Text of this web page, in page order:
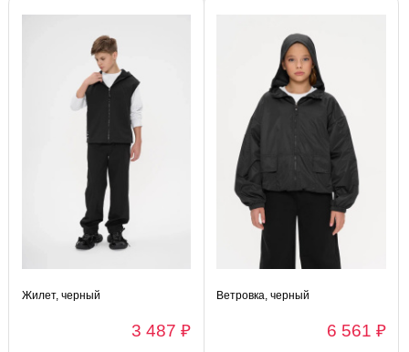
Жилет, черный
3 487 ₽
Ветровка, черный
6 561 ₽